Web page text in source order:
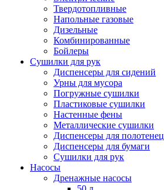
Твердотопливные
Напольные газовые
Дизельные
Комбинированные
Бойлеры
Сушилки для рук
Диспенсеры для сидений
Урны для мусора
Погружные сушилки
Пластиковые сушилки
Настенные фены
Металлические сушилки
Диспенсеры для полотенец
Диспенсеры для бумаги
Сушилки для рук
Насосы
Дренажные насосы